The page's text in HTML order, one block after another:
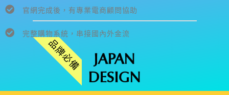
官網完成後，有專業電商顧問協助
完整購物系統，串接國內外金流
品牌必備
JAPAN
DESIGN